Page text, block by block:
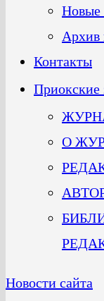
Новые
Архив
Контакты
Приокские
О
Новости сайта